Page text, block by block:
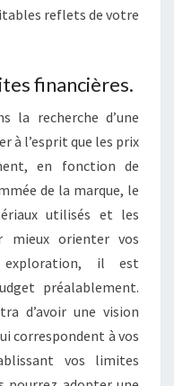
reflets de votre
financières.
la recherche d’une
à l’esprit que les prix
en fonction de
de la marque, le
utilisés et les
mieux orienter vos
il est
préalablement.
d’avoir une vision
correspondent à vos
vos limites